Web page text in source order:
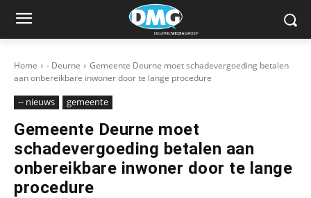
Home - Deurne
Gemeente Deurne moet schadevergoeding betalen
aan onbereikbare inwoner door te lange procedure
-- nieuws gemeente
Gemeente Deurne moet
schadevergoeding betalen aan
onbereikbare inwoner door te lange
procedure